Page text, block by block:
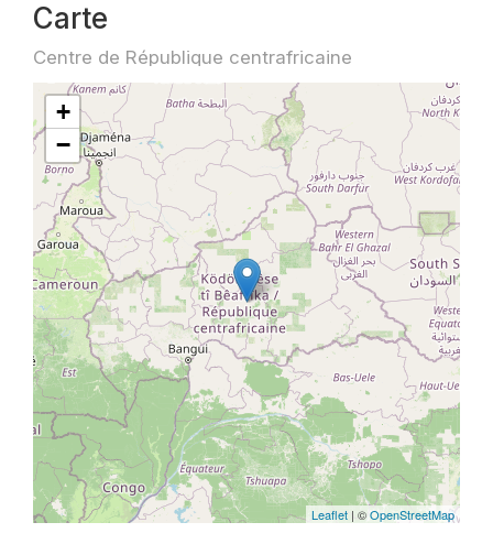
Carte
Centre de République centrafricaine
+
−
Leaflet | ©OpenStreetMap